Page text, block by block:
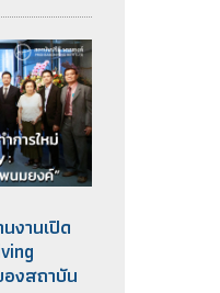
งานเปิด
งสถาบัน